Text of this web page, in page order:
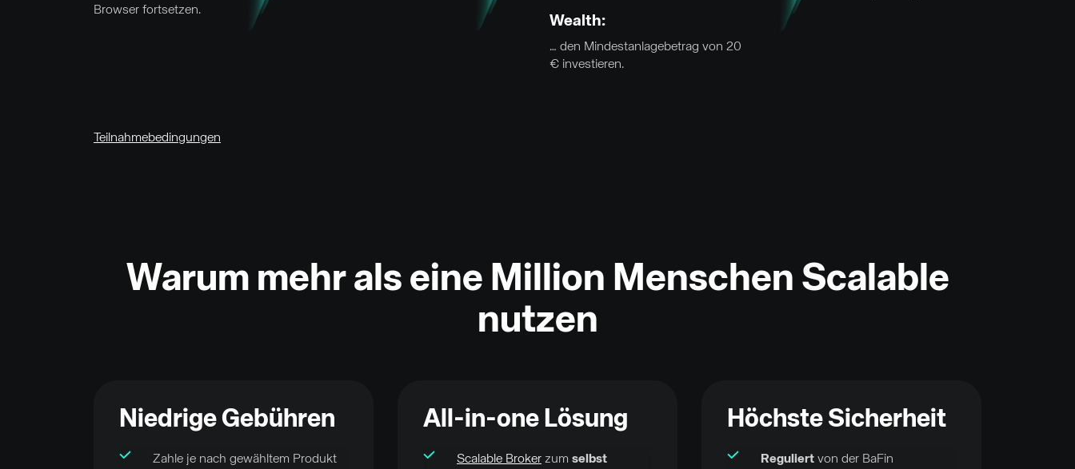
Browser fortsetzen.
Wealth:
… den Mindestanlagebetrag von 20
€ investieren.
Teilnahmebedingungen
Warum mehr als eine Million Menschen Scalable
nutzen
Niedrige Gebühren
Zahle je nach gewähltem Produkt
All-in-one Lösung
Scalable Broker zum selbst
Höchste Sicherheit
Reguliert von der BaFin